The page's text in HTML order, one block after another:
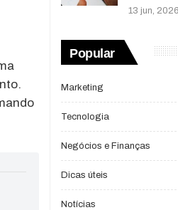
13 jun, 2026
Popular
Marketing
Tecnologia
Negócios e Finanças
Dicas úteis
Notícias